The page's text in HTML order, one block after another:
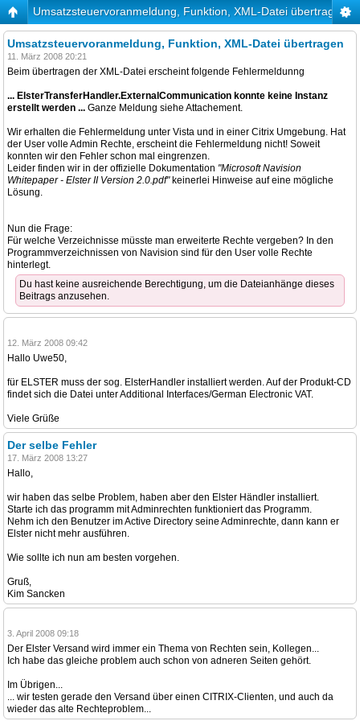
Umsatzsteuervoranmeldung, Funktion, XML-Datei übertragen
Umsatzsteuervoranmeldung, Funktion, XML-Datei übertragen
11. März 2008 20:21
Beim übertragen der XML-Datei erscheint folgende Fehlermeldunng
... ElsterTransferHandler.ExternalCommunication konnte keine Instanz
erstellt werden ... Ganze Meldung siehe Attachement.
Wir erhalten die Fehlermeldung unter Vista und in einer Citrix Umgebung. Hat
der User volle Admin Rechte, erscheint die Fehlermeldung nicht! Soweit
konnten wir den Fehler schon mal eingrenzen.
Leider finden wir in der offizielle Dokumentation "Microsoft Navision
Whitepaper - Elster II Version 2.0.pdf"keinerlei Hinweise auf eine mögliche
Lösung.
Nun die Frage:
Für welche Verzeichnisse müsste man erweiterte Rechte vergeben? In den
Programmverzeichnissen von Navision sind für den User volle Rechte
hinterlegt.
Du hast keine ausreichende Berechtigung, um die Dateianhänge dieses
Beitrags anzusehen.
12. März 2008 09:42
Hallo Uwe50,
für ELSTER muss der sog. ElsterHandler installiert werden. Auf der Produkt-CD
findet sich die Datei unter Additional Interfaces/German Electronic VAT.
Viele Grüße
Der selbe Fehler
17. März 2008 13:27
Hallo,
wir haben das selbe Problem, haben aber den Elster Händler installiert.
Starte ich das programm mit Adminrechten funktioniert das Programm.
Nehm ich den Benutzer im Active Directory seine Adminrechte, dann kann er
Elster nicht mehr ausführen.
Wie sollte ich nun am besten vorgehen.
Gruß,
Kim Sancken
3. April 2008 09:18
Der Elster Versand wird immer ein Thema von Rechten sein, Kollegen...
Ich habe das gleiche problem auch schon von adneren Seiten gehört.
Im Übrigen...
... wir testen gerade den Versand über einen CITRIX-Clienten, und auch da
wieder das alte Rechteproblem...